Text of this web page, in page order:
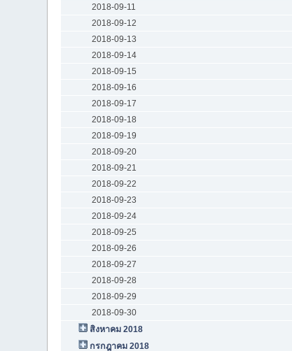
2018-09-11
2018-09-12
2018-09-13
2018-09-14
2018-09-15
2018-09-16
2018-09-17
2018-09-18
2018-09-19
2018-09-20
2018-09-21
2018-09-22
2018-09-23
2018-09-24
2018-09-25
2018-09-26
2018-09-27
2018-09-28
2018-09-29
2018-09-30
สิงหาคม 2018
กรกฎาคม 2018